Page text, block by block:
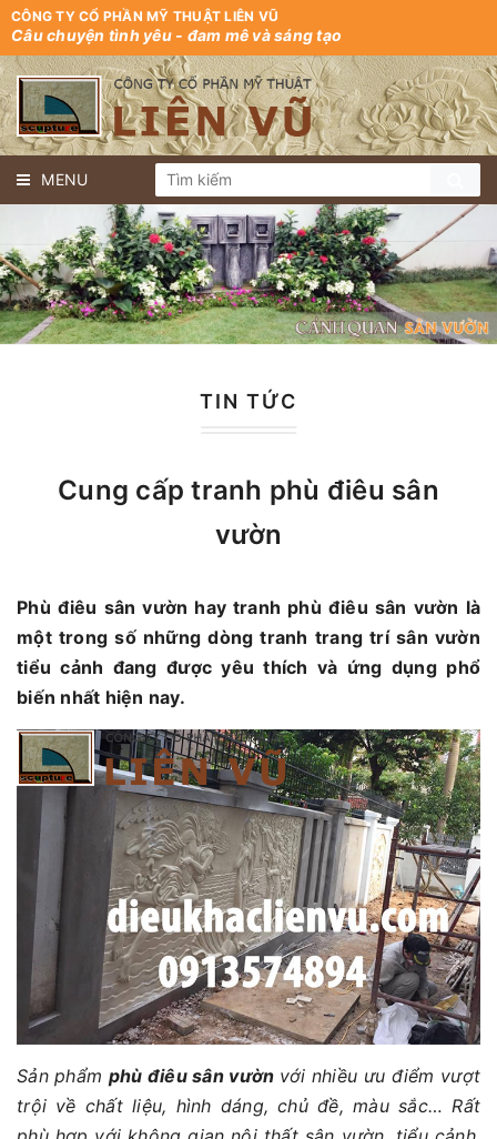
CÔNG TY CỔ PHẦN MỸ THUẬT LIÊN VŨ
Câu chuyện tình yêu - đam mê và sáng tạo
MENU
TIN TỨC
Cung cấp tranh phù điêu sân
vườn
Phù điêu sân vườn hay tranh phù điêu sân vườn là
một trong số những dòng tranh trang trí sân vườn
tiểu cảnh đang được yêu thích và ứng dụng phổ
biến nhất hiện nay.
Sản phẩm phù điêu sân vườn với nhiều ưu điểm vượt
trội về chất liệu, hình dáng, chủ đề, màu sắc… Rất